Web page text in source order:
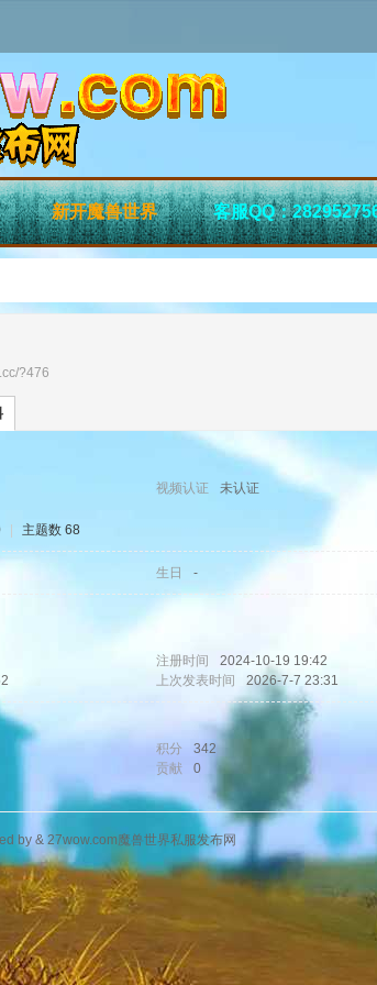
新开魔兽世界 客服QQ：
?476
视频认证 未认证
主题数 68
生日 -
注册时间 2024-10-19 19:42
上次发表时间 2026-7-7 23:31
积分 342
贡献 0
by & 27wow.com魔兽世界私服发布网